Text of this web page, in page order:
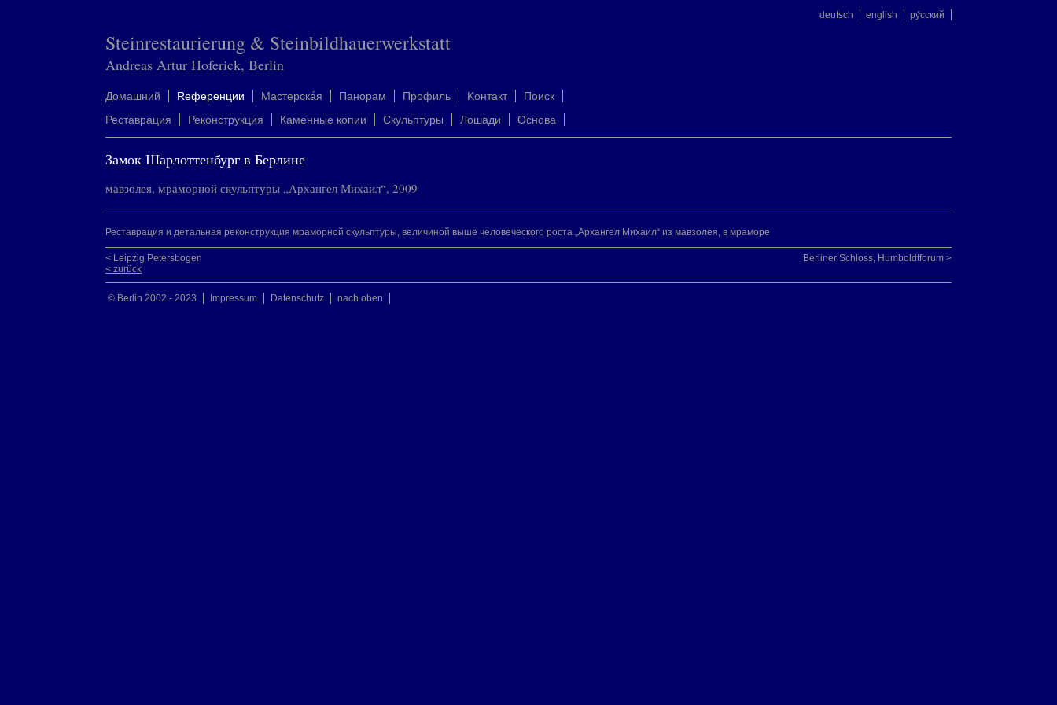
deutsch english ру́сский
Steinrestaurierung & Steinbildhauerwerkstatt
Andreas Artur Hoferick, Berlin
Домашний Rеференции Mастерска́я Панорам Профиль Kонтакт
Поиск
Реставрация
Реконструкция Каменные копии Скульптуры Лошади Oснова
Замок Шарлоттенбург в Берлине
мавзолея, мраморной скульптуры „Архангел Михаил“, 2009
Реставрация и детальная реконструкция мраморной скульптуры, величиной выше человеческого роста „Архангел Михаил“ из мавзолея, в мраморе
Berliner Schloss, Humboldtforum >
< Leipzig Petersbogen
< zurück
© Berlin 2002 - 2023 Impressum Datenschutz nach oben